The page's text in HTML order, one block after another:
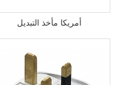
أمريكا مأخذ التبديل